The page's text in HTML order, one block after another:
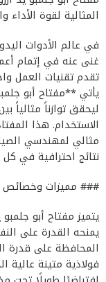
المثالية لقوة الأداء
في عالم الأدوات
غنى عنه في إتمام
تقدم تقنيات العمل
ليحقق توازناً مثالياً
الاستخدام. هذا
مثالي لمهندسي
نتائج احترافية في
### مميزات وخصائص
يمنحه القدرة على
المحافظة على قدرة
فولاذية متينة عالية